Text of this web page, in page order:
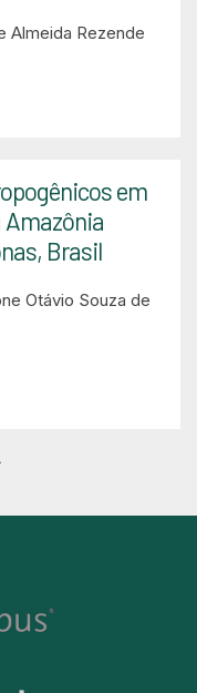
Almeida Rezende
em
Amazônia
Brasil
Otávio Souza de